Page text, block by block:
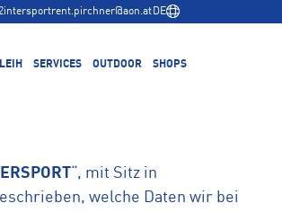
intersportrent.pirchner@aon.at DE
SERVICES
Bike Service
Bike kaufen
OUTDOOR SHOPS
“, mit Sitz in
welche Daten wir bei